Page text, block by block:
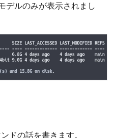
デルのみが表示されまし
ドの話を書きます。